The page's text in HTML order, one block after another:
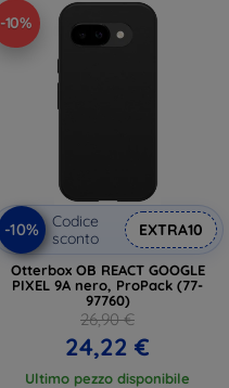
-10%
-10%
Codice
sconto
EXTRA10
Otterbox OB REACT GOOGLE
PIXEL 9A nero, ProPack (77-
97760)
26,90 €
24,22 €
Ultimo pezzo disponibile